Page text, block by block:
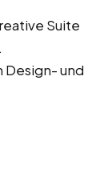
Suite
Design- und